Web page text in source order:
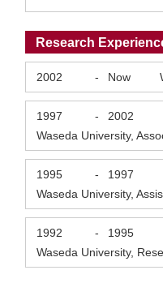
Research
2002 - Now
1997 -
2002
Waseda University,
1995 -
1997
Waseda University,
1992 -
1995
Waseda University,